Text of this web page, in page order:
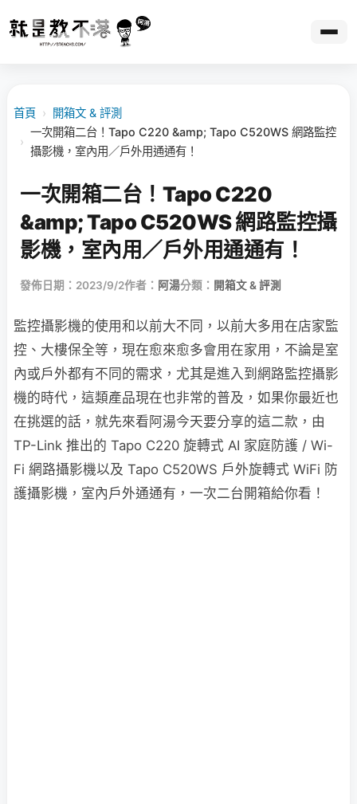
首頁 › 開箱文 & 評測
›
一次開箱二台！Tapo C220 &amp; Tapo C520WS 網路監控
攝影機，室內用／戶外用通通有！
一次開箱二台！Tapo C220
&amp; Tapo C520WS 網路監控攝
影機，室內用／戶外用通通有！
發佈日期：2023/9/2作者： 阿湯分類： 開箱文 & 評測
監控攝影機的使用和以前大不同，以前大多用在店家監
控、大樓保全等，現在愈來愈多會用在家用，不論是室
內或戶外都有不同的需求，尤其是進入到網路監控攝影
機的時代，這類產品現在也非常的普及，如果你最近也
在挑選的話，就先來看阿湯今天要分享的這二款，由
TP-Link 推出的 Tapo C220 旋轉式 AI 家庭防護 / Wi-
Fi 網路攝影機以及 Tapo C520WS 戶外旋轉式 WiFi 防
護攝影機，室內戶外通通有，一次二台開箱給你看！